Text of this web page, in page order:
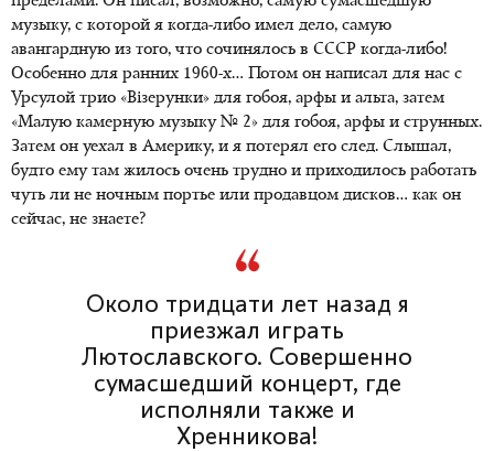
музыку, с которой я когда-либо имел дело, самую
авангардную из того, что сочинялось в СССР когда-либо!
Особенно для ранних 1960-х… Потом он написал для нас с
Урсулой трио «Візерунки» для гобоя, арфы и альта, затем
«Малую камерную музыку № 2» для гобоя, арфы и струнных.
Затем он уехал в Америку, и я потерял его след. Слышал,
будто ему там жилось очень трудно и приходилось работать
чуть ли не ночным портье или продавцом дисков… как он
сейчас, не знаете?
Около тридцати лет назад я
приезжал играть
Лютославского. Совершенно
сумасшедший концерт, где
исполняли также и
Хренникова!